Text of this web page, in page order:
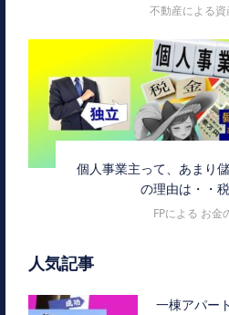
不動産による
個人事業主って、あまり
の理由は・・
FPによる お金
人気記事
一棟アパー